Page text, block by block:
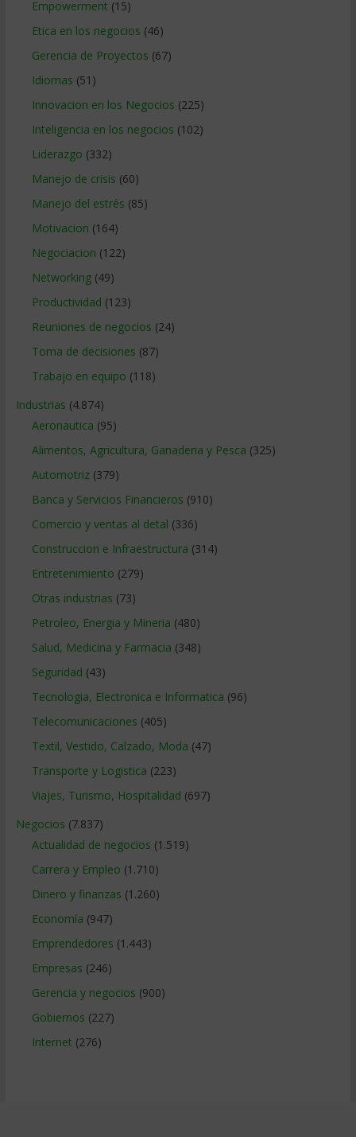
Empowerment (15)
Etica en los negocios (46)
Gerencia de Proyectos (67)
Idiomas (51)
Innovacion en los Negocios (225)
Inteligencia en los negocios (102)
Liderazgo (332)
Manejo de crisis (60)
Manejo del estrés (85)
Motivacion (164)
Negociacion (122)
Networking(49)
Productividad (123)
Reuniones de negocios (24)
Toma de decisiones (87)
Trabajo en equipo (118)
Industrias (4.874)
Aeronautica (95)
Alimentos, Agricultura, Ganaderia y Pesca (325)
Automotriz(379)
Banca y Servicios Financieros (910)
Comercio y ventas al detal (336)
Construccion e Infraestructura (314)
Entretenimiento (279)
Otras industrias (73)
Petroleo, Energia y Mineria (480)
Salud, Medicina y Farmacia (348)
Seguridad (43)
Tecnologia, Electronica e Informatica (96)
Telecomunicaciones (405)
Textil, Vestido, Calzado, Moda (47)
Transporte y Logistica (223)
Viajes, Turismo, Hospitalidad (697)
Negocios (7.837)
Actualidad de negocios (1.519)
Carrera y Empleo (1.710)
Dinero y finanzas (1.260)
Economía (947)
Emprendedores (1.443)
Empresas (246)
Gerencia y negocios (900)
Gobiernos (227)
Internet (276)